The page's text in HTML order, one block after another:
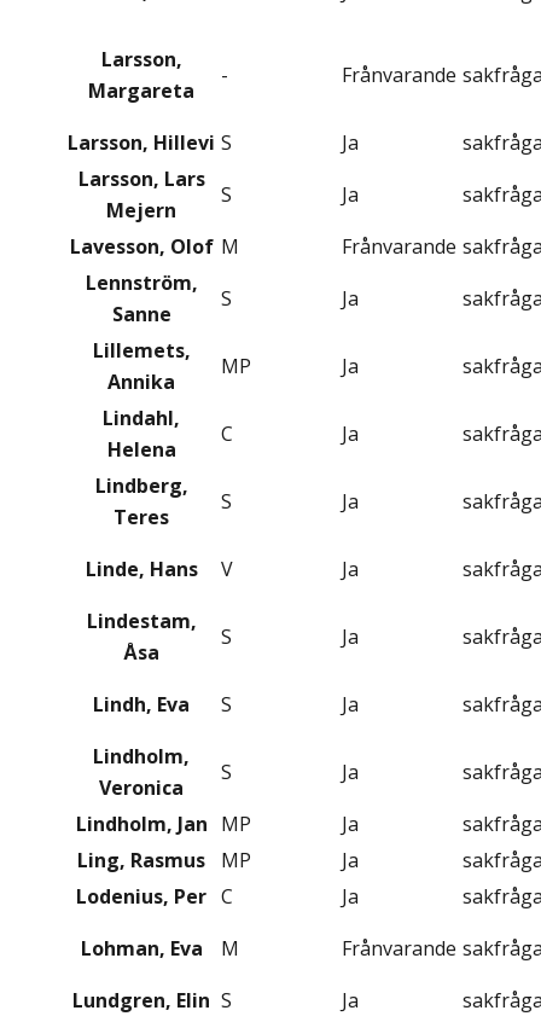
Larsson,
Margareta
- Frånvarande
Larsson, Hillevi S Ja
Larsson, Lars
Mejern
S Ja
Lavesson, Olof M Frånvarande
Lennström,
Sanne
S Ja
Lillemets,
Annika
MP Ja
Lindahl,
Helena
C Ja
Lindberg,
Teres
S Ja
Linde, Hans V Ja
Lindestam,
Åsa
S Ja
Lindh, Eva S Ja
Lindholm,
Veronica
S Ja
Lindholm, Jan MP Ja
Ling, Rasmus
MP Ja
Lodenius, Per C Ja
Lohman, Eva
M Frånvarande
Lundgren, Elin S Ja